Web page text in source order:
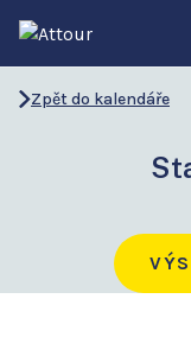
Zpět do kalendáře